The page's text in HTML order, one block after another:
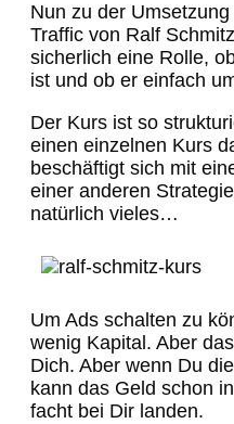
Nun zu der
Traffic von Ralf
sicherlich eine Rolle,
ist und ob er einfach
Der Kurs ist so
einen einzelnen Kurs
beschäftigt sich mit
einer anderen
natürlich vieles…
Um Ads schalten zu
wenig Kapital. Aber
Dich. Aber wenn Du
kann das Geld schon
facht bei Dir landen.